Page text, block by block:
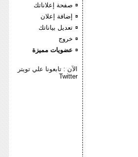
صفحة إعلاناتك
إضافة إعلان
تعديل بياناتك
خروج
عضويات مميزة
الآن : تابعونا علي تويتر
Twitter